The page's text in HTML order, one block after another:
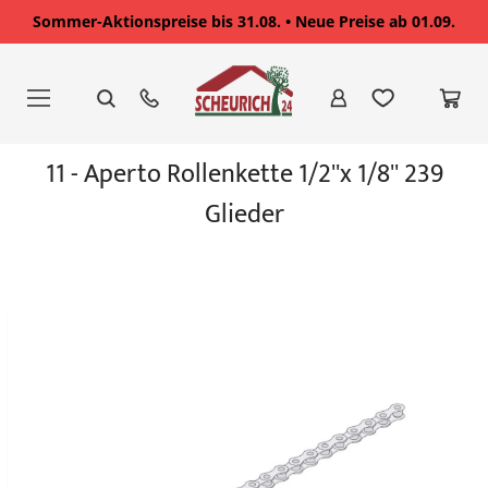
Sommer-Aktionspreise bis 31.08. • Neue Preise ab 01.09.
springen
11 - Aperto Rollenkette 1/2''x 1/8'' 239
Glieder